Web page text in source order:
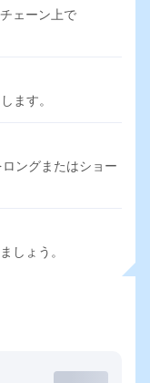
ェーン上で
ます。
ングまたはショー
しょう。